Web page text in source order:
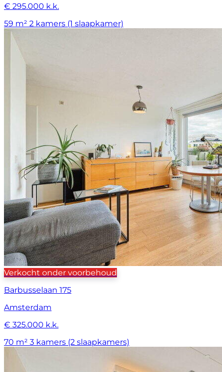
€ 295.000 k.k.
59 m² 2 kamers (1 slaapkamer)
Verkocht onder voorbehoud
Barbusselaan 175
Amsterdam
€ 325.000 k.k.
70 m² 3 kamers (2 slaapkamers)